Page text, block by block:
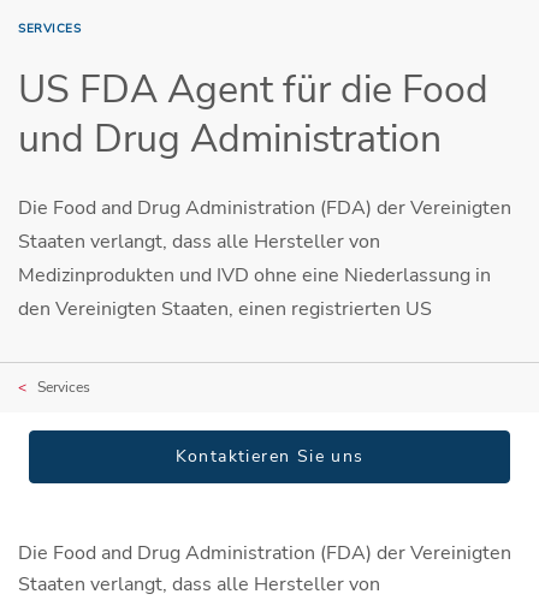
SERVICES
US FDA Agent für die Food
und Drug Administration
Die Food and Drug Administration (FDA) der Vereinigten
Staaten verlangt, dass alle Hersteller von
Medizinprodukten und IVD ohne eine Niederlassung in
den Vereinigten Staaten, einen registrierten US
Services
Kontaktieren Sie uns
Die Food and Drug Administration (FDA) der Vereinigten
Staaten verlangt, dass alle Hersteller von